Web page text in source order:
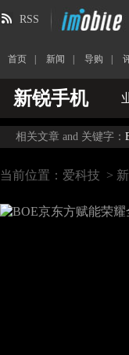
RSS
首页 新闻 导购
新锐手机
相关文章 and 关键字：
当前位置： 爱科技 >